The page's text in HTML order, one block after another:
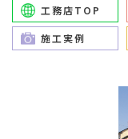
工務店TOP
施工実例